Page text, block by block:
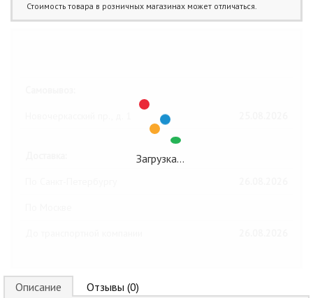
Стоимость товара в розничных магазинах может отличаться.
Загрузка…
Описание Отзывы (0)